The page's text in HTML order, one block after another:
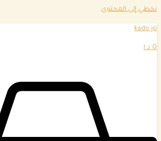
تخطي إلى المحتوى
kado jo
0 د.ا